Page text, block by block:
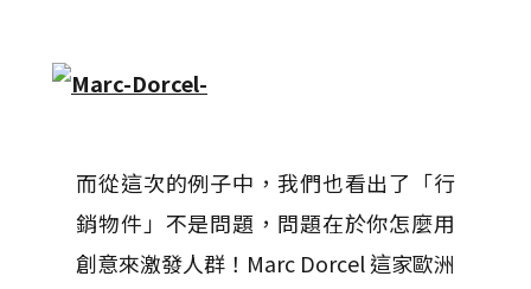
而從這次的例子中，我們也看出了「行
銷物件」不是問題，問題在於你怎麼用
創意來激發人群！Marc Dorcel 這家歐洲